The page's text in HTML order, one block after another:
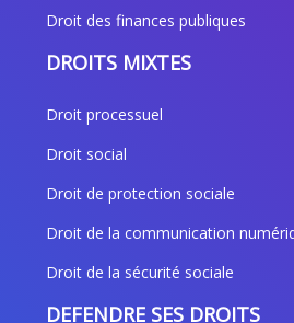
Droit des finances publiques
DROITS MIXTES
Droit processuel
Droit social
Droit de protection sociale
Droit de la communication
Droit de la sécurité sociale
DEFENDRE SES DROITS